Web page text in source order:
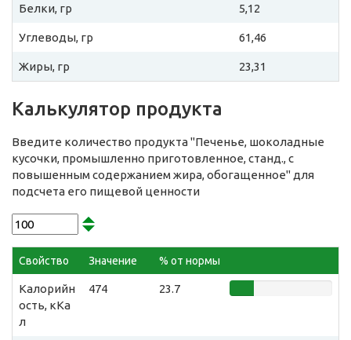
Белки, гр 5,12
Углеводы, гр 61,46
Жиры, гр 23,31
Калькулятор продукта
Введите количество продукта "Печенье, шоколадные
кусочки, промышленно приготовленное, станд., с
повышенным содержанием жира, обогащенное" для
подсчета его пищевой ценности
Свойство Значение % от нормы
Калорийн
ость, кКа
л
474 23.7